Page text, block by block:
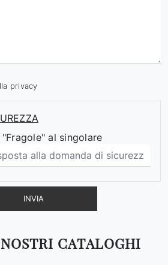
CATALOGHI
privacy
al singolare
INVIA